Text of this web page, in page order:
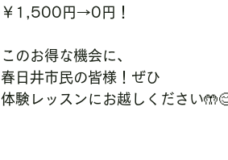
￥1,500円→0円！
このお得な機会に、
春日井市民の皆様！ぜひ
体験レッスンにお越しください